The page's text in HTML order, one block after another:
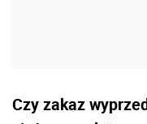
Czy zakaz